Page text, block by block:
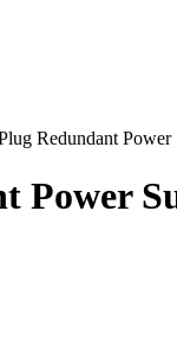
Redundant
Power